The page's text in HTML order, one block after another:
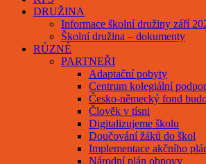
DRUŽINA
Informace školní družiny září
Školní družina – dokumenty
RŮZNÉ
PARTNEŘI
Adaptační pobyty
Centrum kolegiální
Česko-německý fond
Člověk v tísni
Digitalizujeme školu
Doučování žáků do škol
Implementace akčního
Národní plán obnovy